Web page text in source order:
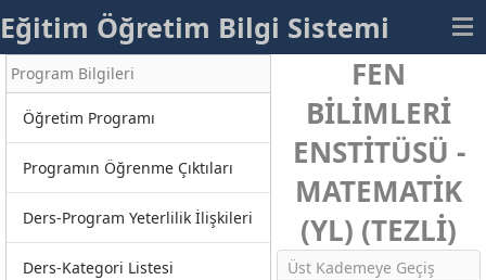
Eğitim Öğretim Bilgi Sistemi
FEN
BİLİMLERİ
ENSTİTÜSÜ -
MATEMATİK
(YL) (TEZLİ)
Üst Kademeye Geçiş
Program Bilgileri
Öğretim Programı
Programın Öğrenme Çıktıları
Ders-Program Yeterlilik İlişkileri
Ders-Kategori Listesi